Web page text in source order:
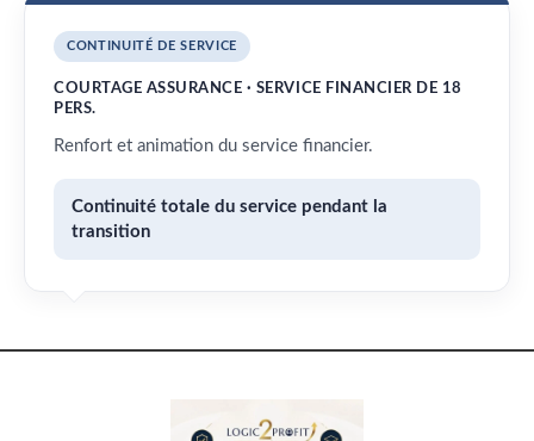
CONTINUITÉ DE SERVICE
COURTAGE ASSURANCE · SERVICE FINANCIER DE 18
PERS.
Renfort et animation du service financier.
Continuité totale du service pendant la
transition